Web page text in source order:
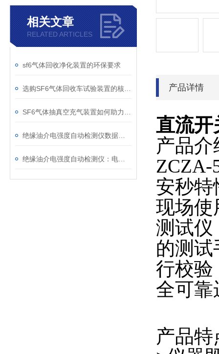
相关文章
RELATED ARTICLES
sf6气体回收净化装置的环保要求
产品详情
直流开
产品介
ZCZA-
安秒特
现场使
测试仪
的测
行校验
全可靠
产品特